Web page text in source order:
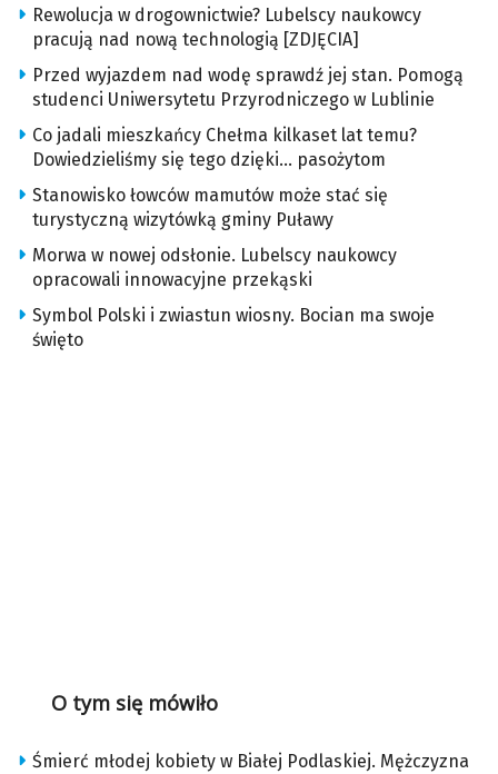
Rewolucja w drogownictwie? Lubelscy naukowcy
pracują nad nową technologią [ZDJĘCIA]
Przed wyjazdem nad wodę sprawdź jej stan. Pomogą
studenci Uniwersytetu Przyrodniczego w Lublinie
Co jadali mieszkańcy Chełma kilkaset lat temu?
Dowiedzieliśmy się tego dzięki… pasożytom
Stanowisko łowców mamutów może stać się
turystyczną wizytówką gminy Puławy
Morwa w nowej odsłonie. Lubelscy naukowcy
opracowali innowacyjne przekąski
Symbol Polski i zwiastun wiosny. Bocian ma swoje
święto
O tym się mówiło
Śmierć młodej kobiety w Białej Podlaskiej. Mężczyzna